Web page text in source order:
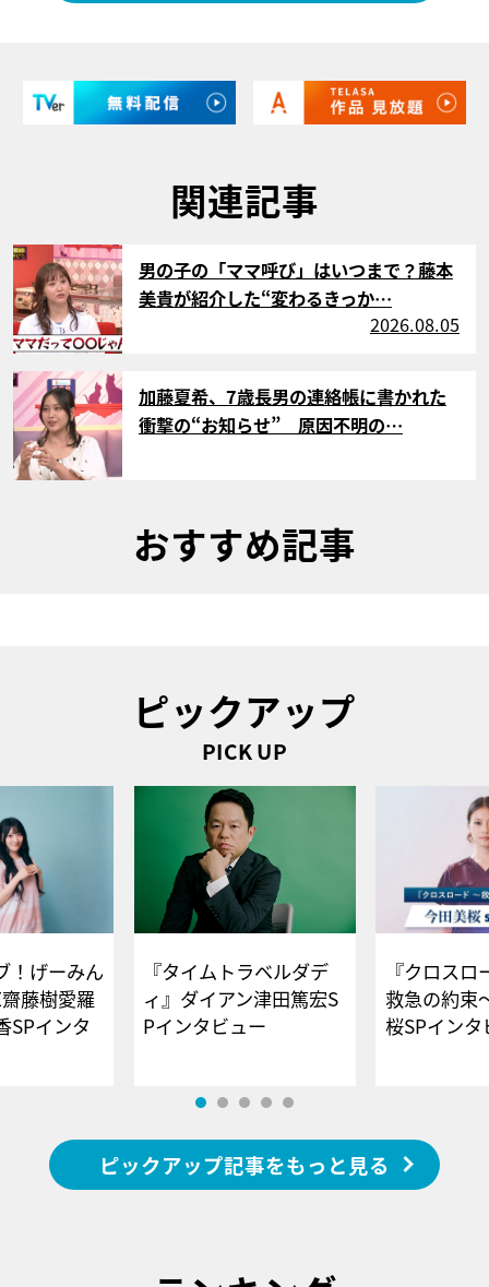
関連記事
サムネイル
男の子の「ママ呼び」はいつまで？藤本
美貴が紹介した“変わるきっか…
2026.08.05
サムネイル
加藤夏希、7歳長男の連絡帳に書かれた
衝撃の“お知らせ” 原因不明の…
おすすめ記事
ピックアップ
PICK UP
！げーみん
藤樹愛羅
SPインタ
『タイムトラベルダデ
ィ』ダイアン津田篤宏S
Pインタビュー
『クロス
救急の約束
桜SPイ
ピックアップ記事をもっと見る